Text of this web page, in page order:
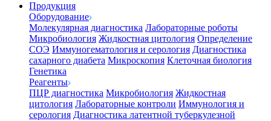
Продукция
Оборудование
Молекулярная диагностика Лабораторные роботы
Микробиология Жидкостная цитология Определение
СОЭ Иммуногематология и серология Диагностика
сахарного диабета Микроскопия Клеточная биология
Генетика
Реагенты
ПЦР диагностика Микробиология Жидкостная
цитология Лабораторные контроли Иммунология и
серология Диагностика латентной туберкулезной